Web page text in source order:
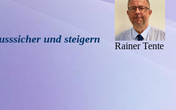
Rainer Tente
und steigern